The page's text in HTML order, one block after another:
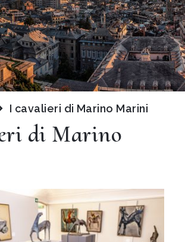
I cavalieri di Marino Marini
di Marino